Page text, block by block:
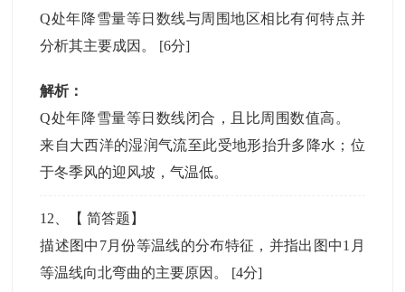
Q处年降雪量等日数线与周围地区相比有何特点并
分析其主要成因。 [6分]
解析：
Q处年降雪量等日数线闭合，且比周围数值高。
来自大西洋的湿润气流至此受地形抬升多降水；位
于冬季风的迎风坡，气温低。
12 、【简答题 】
描述图中7月份等温线的分布特征，并指出图中1月
等温线向北弯曲的主要原因。 [4分]